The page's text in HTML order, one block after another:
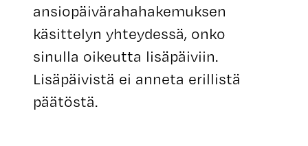
ansiopäivärahahakemuksen
käsittelyn yhteydessä, onko
sinulla oikeutta lisäpäiviin.
Lisäpäivistä ei anneta erillistä
päätöstä.